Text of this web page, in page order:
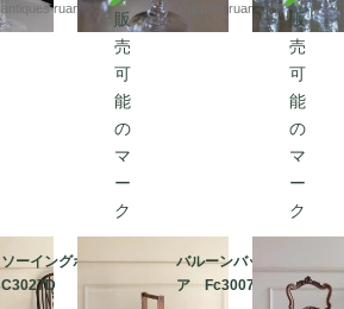
antiques ruan antiques ruan
ソーイングボックス F
C3027D
バルーンバックチェ
ア Fc3007A